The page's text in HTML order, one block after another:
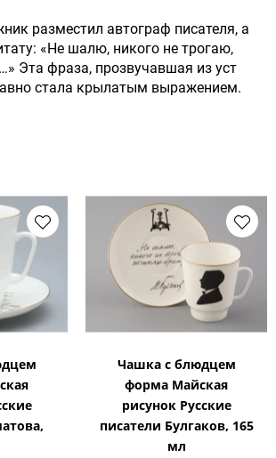
разместил автограф писателя, а
«Не шалю, никого не трогаю,
Эта фраза, прозвучавшая из уст
стала крылатым выражением.
Чашка с блюдцем
форма Майская
рисунок Русские
писатели Булгаков, 165
мл